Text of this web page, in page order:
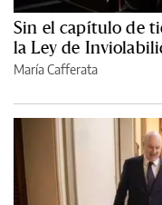
Sin el capítulo de
la Ley de
María Cafferata